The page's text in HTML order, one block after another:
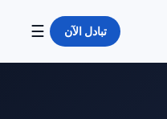
تبادل الآن ☰